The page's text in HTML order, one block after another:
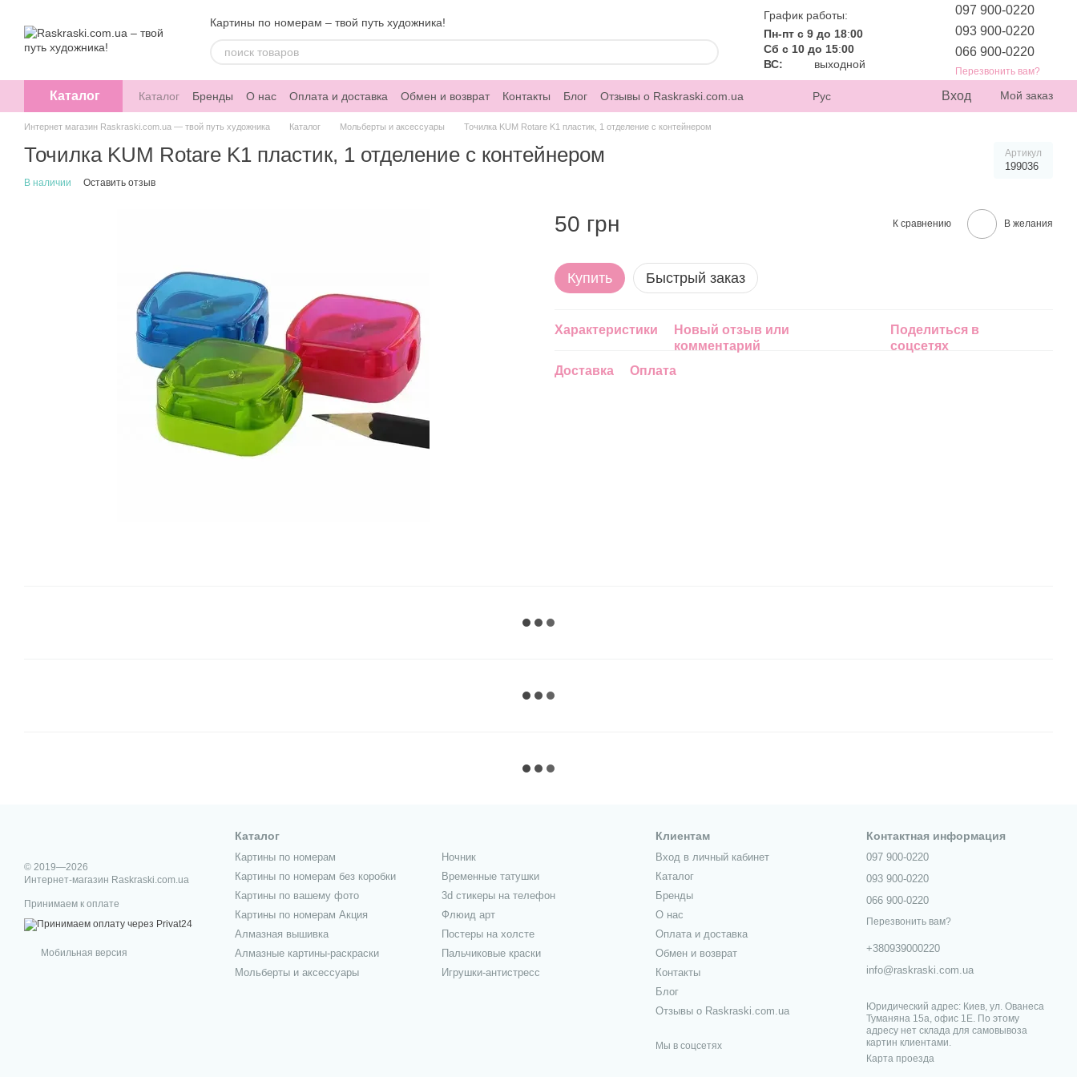
Картины по номерам – твой путь художника!
График работы:
Пн-пт с 9 до 18:00
Сб с 10 до 15:00
ВС:
выходной
097 900-0220
093 900-0220
066 900-0220
Перезвонить вам?
Каталог Каталог Бренды О нас Оплата и доставка Обмен и возврат Контакты Блог Отзывы о Raskraski.com.ua Рус Вход Мой заказ
Интернет магазин Raskraski.com.ua — твой путь художника Каталог Мольберты и аксессуары Точилка KUM Rotare K1 пластик, 1 отделение с контейнером
Точилка KUM Rotare K1 пластик, 1 отделение с контейнером Артикул
199036
В наличии Оставить отзыв
50 грн К сравнению В желания
Купить Быстрый заказ
Характеристики
Новый отзыв или
комментарий
Поделиться в
соцсетях
Доставка
Оплата
© 2019—2026
Интернет-магазин Raskraski.com.ua
Принимаем к оплате
Мобильная версия
Каталог
Картины по номерам
Картины по номерам без коробки
Картины по вашему фото
Картины по номерам Акция
Алмазная вышивка
Алмазные картины-раскраски
Мольберты и аксессуары
Ночник
Временные татушки
3d стикеры на телефон
Флюид арт
Постеры на холсте
Пальчиковые краски
Игрушки-антистресс
Клиентам
Вход в личный кабинет
Каталог
Бренды
О нас
Оплата и доставка
Обмен и возврат
Контакты
Блог
Отзывы о Raskraski.com.ua
Мы в соцсетях
Контактная информация
097 900-0220
093 900-0220
066 900-0220
Перезвонить вам?
+380939000220
info@raskraski.com.ua
Юридический адрес: Киев, ул. Ованеса
Туманяна 15а, офис 1Е. По этому
адресу нет склада для самовывоза
картин клиентами.
Карта проезда